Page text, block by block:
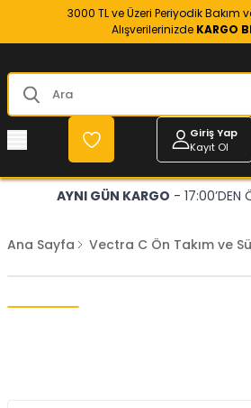
3000 TL ve Üzeri Periyodik Bakım
Alışverilerinizde KARGO
Giriş Yap
Kayıt Ol
AYNI GÜN KARGO - 17:00’DEN
Ana Sayfa Vectra C Ön Takım ve